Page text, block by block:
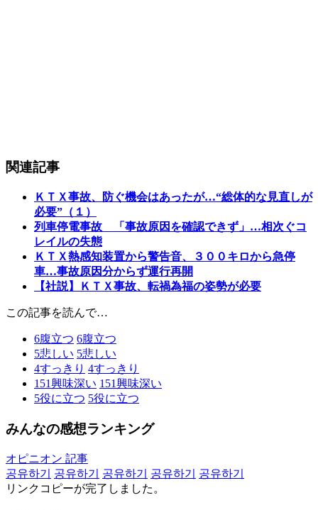
関連記事
ＫＴＸ事故、防ぐ機会はあったが…“総体的な見直しが
必要”（１）
列車停電事故 「事故原因を確認できず」…相次ぐコ
レイルの失態
ＫＴＸ熱感知装置から警告音、３００キロから急停
車…事故原因分からず運行再開
【社説】ＫＴＸ事故、転禍為福の姿勢が必要
この記事を読んで…
6腹立つ 6腹立つ
5悲しい 5悲しい
4すっきり 4すっきり
151興味深い 151興味深い
5役に立つ 5役に立つ
みんなの感想ランキング
オピニオン 記事
공유하기
공유하기 공유하기 공유하기
공유하기
リンクコピーが完了しました。